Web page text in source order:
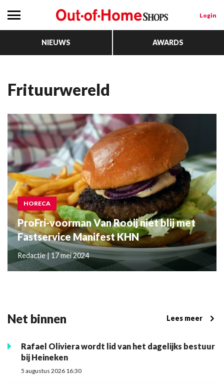
Login
NIEUWS AWARDS
Frituurwereld
HORECA
ProFri-voorman Van Rooij niet blij met
Fastservice Manifest KHN
Redactie | 17 mei 2024
Net binnen Lees meer
Rafael Oliviera wordt lid van het dagelijks bestuur
bij Heineken
5 augustus 2026 16:30